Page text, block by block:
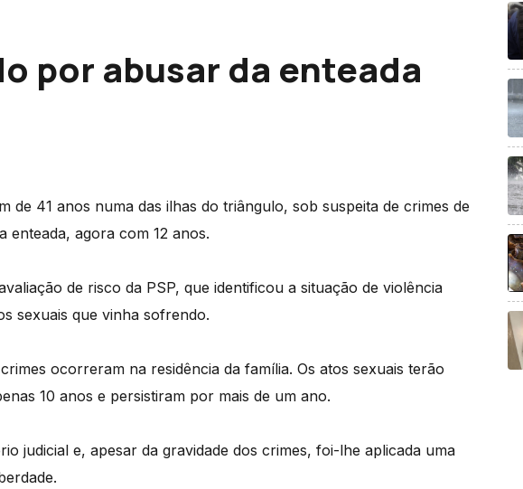
por abusar da enteada
de 41 anos numa das ilhas do triângulo, sob suspeita de crimes de
enteada, agora com 12 anos.
de risco da PSP, que identificou a situação de violência
sexuais que vinha sofrendo.
ocorreram na residência da família. Os atos sexuais terão
10 anos e persistiram por mais de um ano.
judicial e, apesar da gravidade dos crimes, foi-lhe aplicada uma